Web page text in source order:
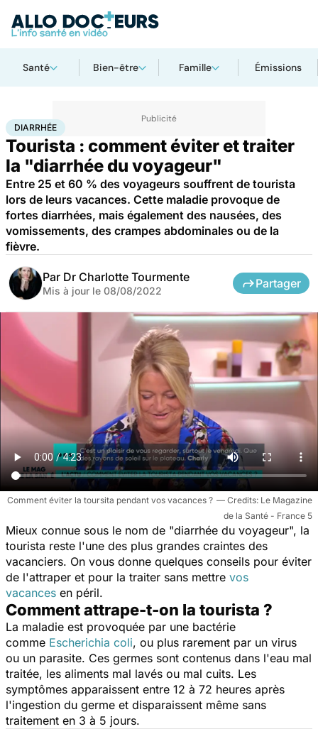
Santé Bien-être Famille Émissions
AccueilSantéMaladies
DIARRHÉE
Tourista : comment éviter et traiter
la "diarrhée du voyageur"
Entre 25 et 60 % des voyageurs souffrent de tourista
lors de leurs vacances. Cette maladie provoque de
fortes diarrhées, mais également des nausées, des
vomissements, des crampes abdominales ou de la
fièvre.
Par Dr Charlotte Tourmente
Mis à jour le 08/08/2022
Partager
Comment éviter la toursita pendant vos vacances ?
Le Magazine
de la Santé - France 5
Mieux connue sous le nom de "diarrhée du voyageur", la
tourista reste l'une des plus grandes craintes des
vacanciers. On vous donne quelques conseils pour éviter
de l'attraper et pour la traiter sans mettre vos
vacances en péril.
Comment attrape-t-on la tourista ?
La maladie est provoquée par une bactérie
comme Escherichia coli, ou plus rarement par un virus
ou un parasite. Ces germes sont contenus dans l'eau mal
traitée, les aliments mal lavés ou mal cuits. Les
symptômes apparaissent entre 12 à 72 heures après
l'ingestion du germe et disparaissent même sans
traitement en 3 à 5 jours.